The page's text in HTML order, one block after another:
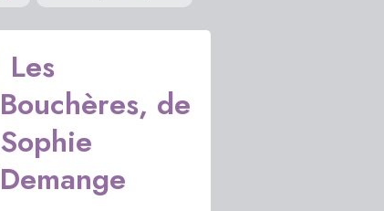
Les
Bouchères, de
Sophie
Demange